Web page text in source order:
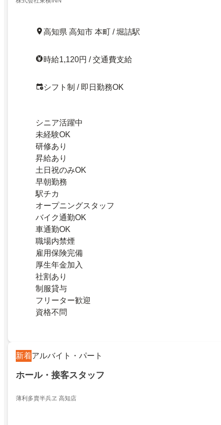
高知県 高知市 本町 / 堀詰駅
時給1,120円 / 交通費支給
シフト制 / 即日勤務OK
シニア活躍中
未経験OK
研修あり
昇給あり
土日祝のみOK
早朝勤務
駅チカ
オープニングスタッフ
バイク通勤OK
車通勤OK
職場内禁煙
雇用保険完備
厚生年金加入
社割あり
制服貸与
フリーター歓迎
資格不問
新着アルバイト・パート
ホール・接客スタッフ
薄利多賣半兵ヱ 高知店